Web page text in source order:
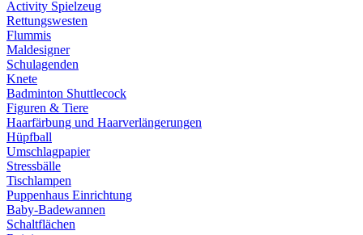
Activity Spielzeug
Rettungswesten
Flummis
Maldesigner
Schulagenden
Knete
Badminton Shuttlecock
Figuren & Tiere
Haarfärbung und Haarverlängerungen
Hüpfball
Umschlagpapier
Stressbälle
Tischlampen
Puppenhaus Einrichtung
Baby-Badewannen
Schaltflächen